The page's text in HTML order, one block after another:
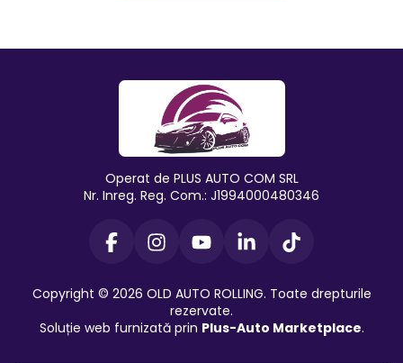
Operat de PLUS AUTO COM SRL
Nr. Inreg. Reg. Com.: J1994000480346
Copyright © 2026 OLD AUTO ROLLING. Toate drepturile
rezervate.
Soluție web furnizată prin Plus-Auto Marketplace.